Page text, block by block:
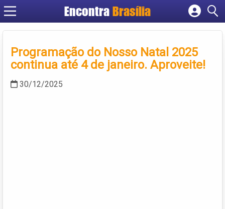
EncontraBrasília
Cadastrar empresa
Criar conta
Programação do Nosso Natal 2025
continua até 4 de janeiro. Aproveite!
30/12/2025